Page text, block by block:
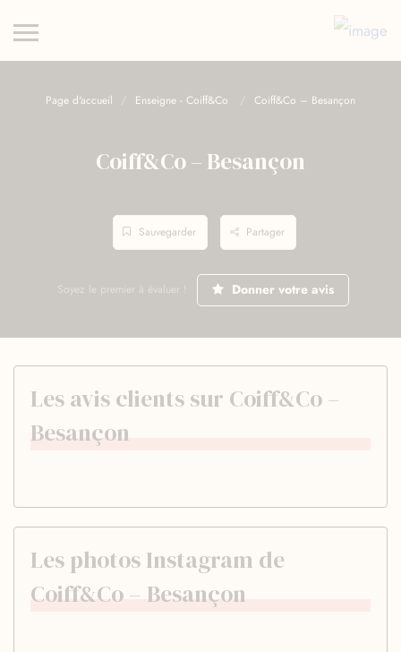
Page d'accueil Enseigne - Coiff&Co Coiff&Co – Besançon
Coiff&Co – Besançon
Sauvegarder Partager
Soyez le premier à évaluer ! Donner votre avis
Les avis clients sur Coiff&Co –
Besançon
Les photos Instagram de
Coiff&Co – Besançon